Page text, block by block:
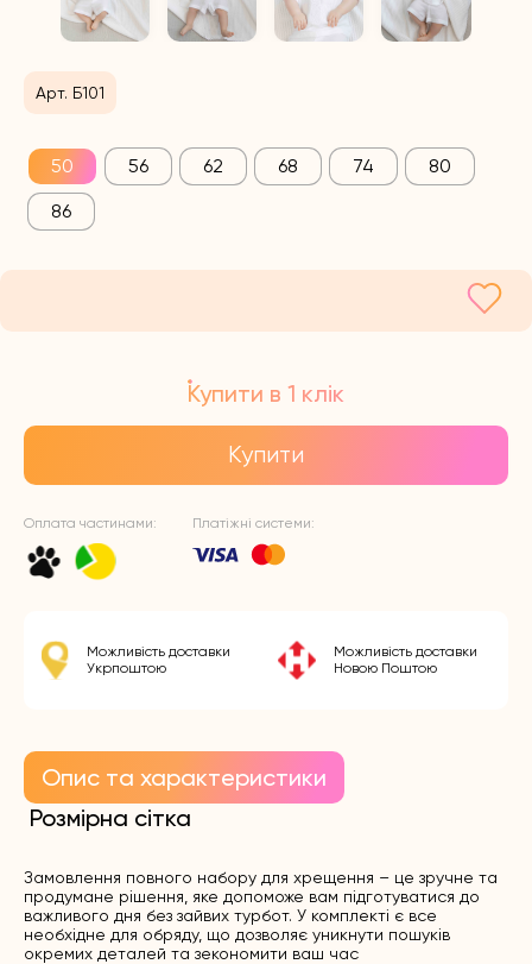
Арт. Б101
50 56 62 68 74
80
86
Купити в 1 клік
Купити
Оплата частинами: Платіжні системи:
Можливість доставки
Укрпоштою
Можливість доставки
Новою Поштою
Опис та характеристики
Розмірна сітка
Замовлення повного набору для хрещення – це зручне та
продумане рішення, яке допоможе вам підготуватися до
важливого дня без зайвих турбот. У комплекті є все
необхідне для обряду, що дозволяє уникнути пошуків
окремих деталей та зекономити ваш час